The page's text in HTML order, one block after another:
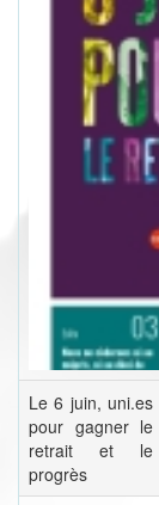
Le 6 juin, uni.es
pour gagner le
retrait et le
progrès